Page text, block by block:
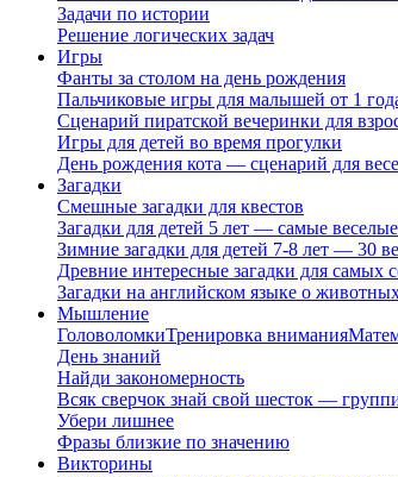
Задачи по истории
Решение логических задач
Игры
Фанты за столом на день рождения
Пальчиковые игры для малышей от 1
Сценарий пиратской вечеринки для
Игры для детей во время прогулки
День рождения кота — сценарий для
Загадки
Смешные загадки для квестов
Загадки для детей 5 лет — самые
Зимние загадки для детей 7-8 лет — 30
Древние интересные загадки для самых
Загадки на английском языке о
Мышление
ГоловоломкиТренировка внимания
День знаний
Найди закономерность
Всяк сверчок знай свой шесток —
Убери лишнее
Фразы близкие по значению
Викторины